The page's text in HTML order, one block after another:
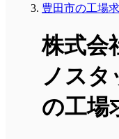
豊田市の工場
株式会
ノスタ
の工場